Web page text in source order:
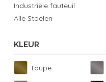
Industriële fauteuil
Alle Stoelen
KLEUR
Taupe